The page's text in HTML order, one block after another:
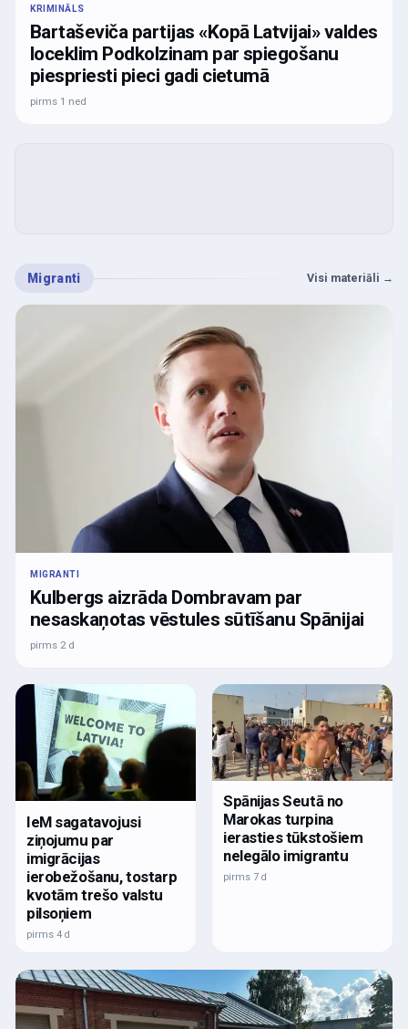
KRIMINĀLS
Bartaševiča partijas «Kopā Latvijai» valdes
loceklim Podkolzinam par spiegošanu
piespriesti pieci gadi cietumā
pirms 1 ned
Migranti Visi materiāli →
MIGRANTI
Kulbergs aizrāda Dombravam par
nesaskaņotas vēstules sūtīšanu Spānijai
pirms 2 d
IeM sagatavojusi
ziņojumu par
imigrācijas
ierobežošanu, tostarp
kvotām trešo valstu
pilsoņiem
pirms 4 d
Spānijas Seutā no
Marokas turpina
ierasties tūkstošiem
nelegālo imigrantu
pirms 7 d